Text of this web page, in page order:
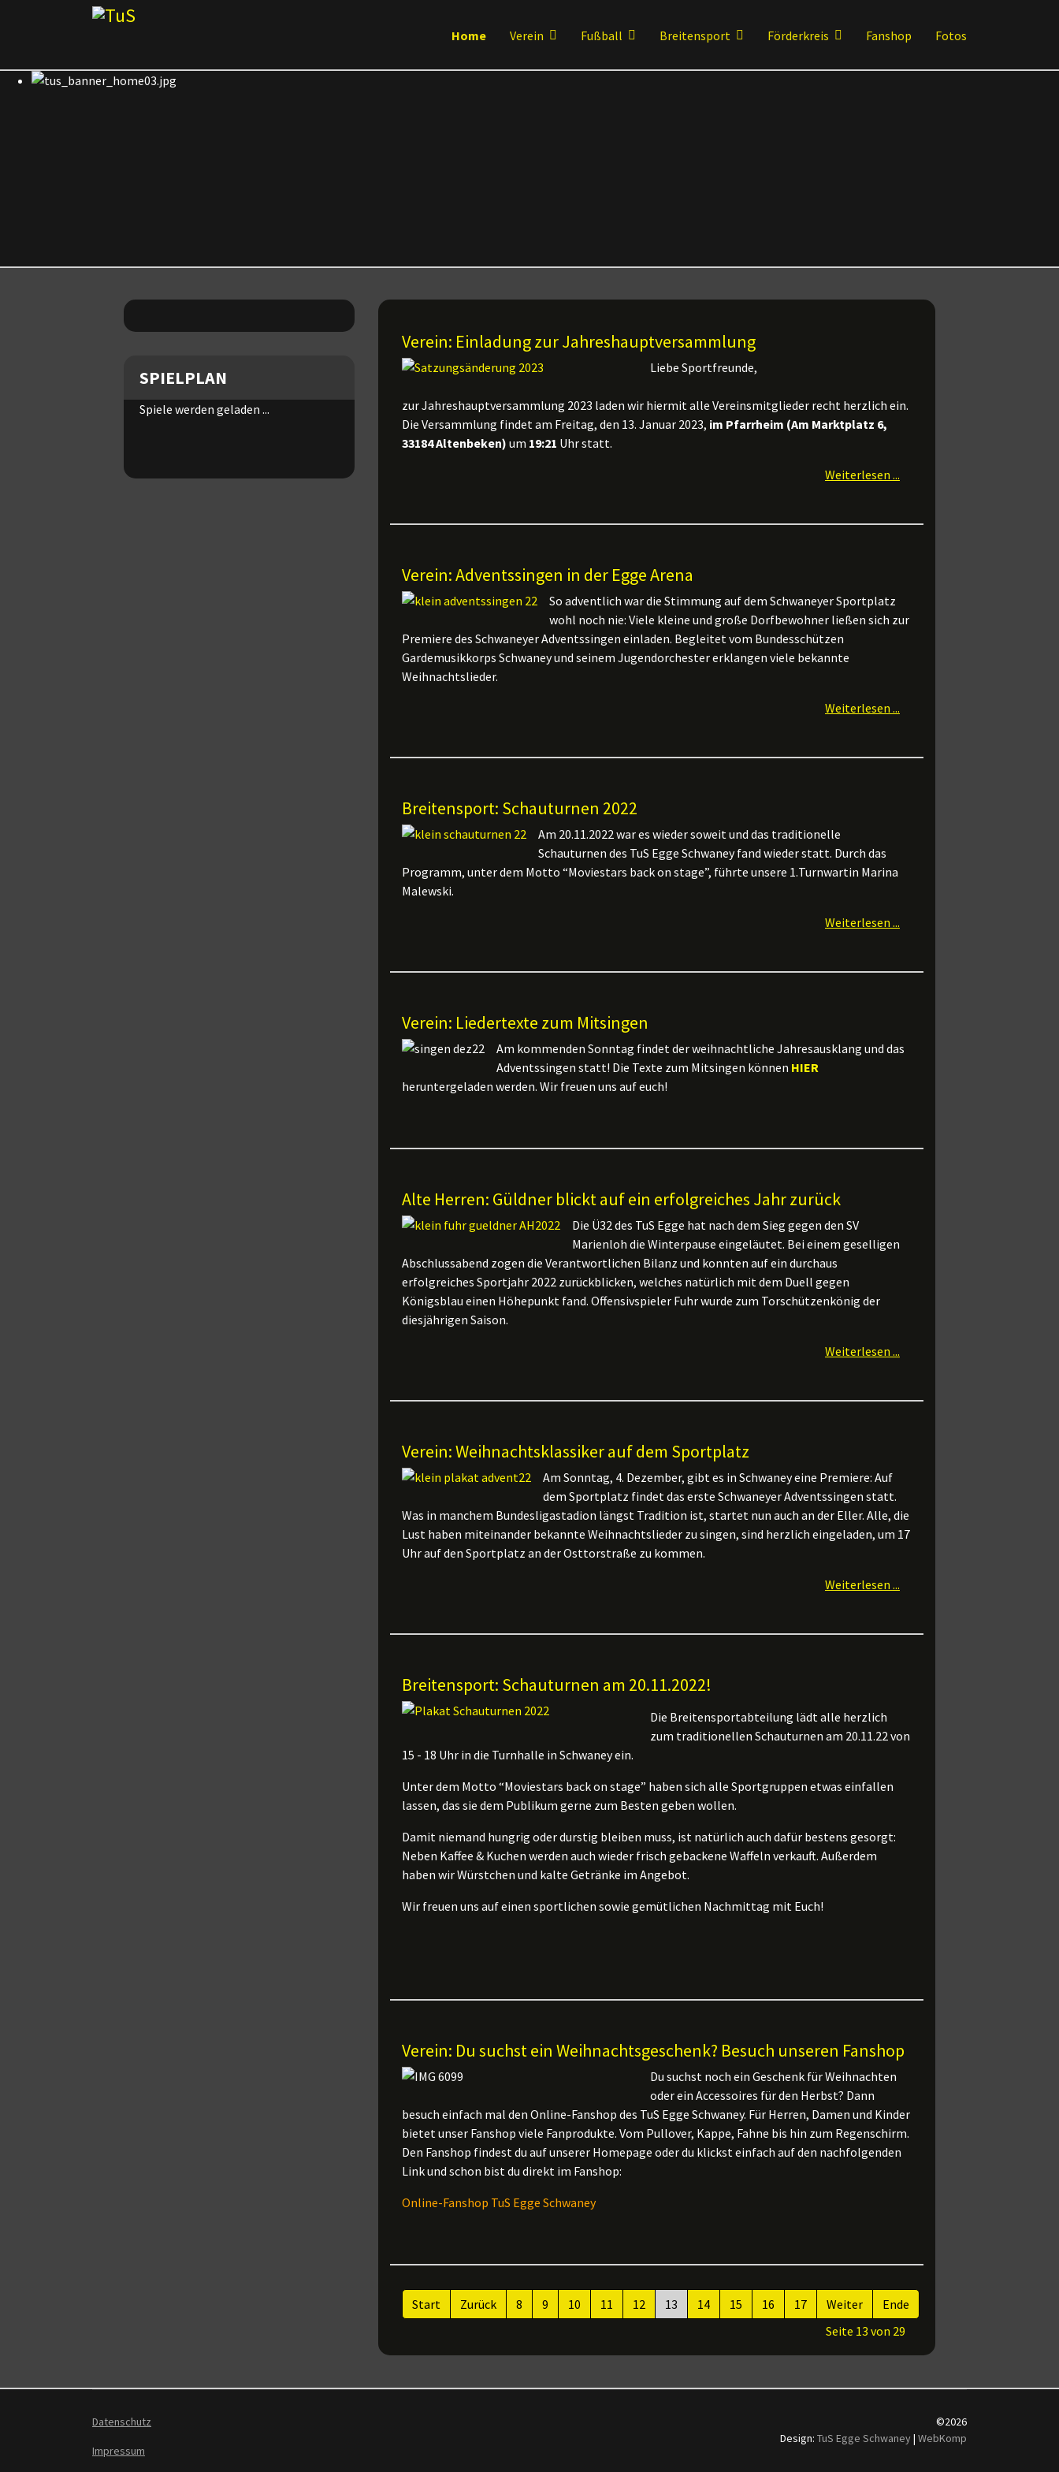
Home Verein Fußball Breitensport Förderkreis Fanshop Fotos
SPIELPLAN
Spiele werden geladen ...
Verein: Einladung zur Jahreshauptversammlung
Liebe Sportfreunde,
zur Jahreshauptversammlung 2023 laden wir hiermit alle Vereinsmitglieder recht herzlich ein.
Die Versammlung findet am Freitag, den 13. Januar 2023, im Pfarrheim (Am Marktplatz 6,
33184 Altenbeken) um 19:21 Uhr statt.
Weiterlesen ...
Verein: Adventssingen in der Egge Arena
So adventlich war die Stimmung auf dem Schwaneyer Sportplatz
wohl noch nie: Viele kleine und große Dorfbewohner ließen sich zur
Premiere des Schwaneyer Adventssingen einladen. Begleitet vom Bundesschützen
Gardemusikkorps Schwaney und seinem Jugendorchester erklangen viele bekannte
Weihnachtslieder.
Weiterlesen ...
Breitensport: Schauturnen 2022
Am 20.11.2022 war es wieder soweit und das traditionelle
Schauturnen des TuS EggeSchwaney fand wieder statt. Durch das
Programm, unter dem Motto “Moviestars back on stage”, führte unsere 1.Turnwartin Marina
Malewski.
Weiterlesen ...
Verein: Liedertexte zum Mitsingen
Am kommenden Sonntag findet der weihnachtliche Jahresausklang und das
Adventssingen statt! Die Texte zum Mitsingen können HIER
heruntergeladen werden. Wir freuen uns auf euch!
Alte Herren: Güldner blickt auf ein erfolgreiches Jahr zurück
Die Ü32 des TuS Egge hat nach dem Sieg gegen den SV
Marienloh die Winterpause eingeläutet. Bei einem geselligen
Abschlussabend zogen die Verantwortlichen Bilanz und konnten auf ein durchaus
erfolgreiches Sportjahr 2022 zurückblicken, welches natürlich mit dem Duell gegen
Königsblau einen Höhepunkt fand. Offensivspieler Fuhr wurde zum Torschützenkönig der
diesjährigen Saison.
Weiterlesen ...
Verein: Weihnachtsklassiker auf dem Sportplatz
Am Sonntag, 4. Dezember, gibt es in Schwaney eine Premiere: Auf
dem Sportplatz findet das erste Schwaneyer Adventssingen statt.
Was in manchem Bundesligastadion längst Tradition ist, startet nun auch an der Eller. Alle, die
Lust haben miteinander bekannte Weihnachtslieder zu singen, sind herzlich eingeladen, um 17
Uhr auf den Sportplatz an der Osttorstraße zu kommen.
Weiterlesen ...
Breitensport: Schauturnen am 20.11.2022!
Die Breitensportabteilung lädt alle herzlich
zum traditionellen Schauturnen am 20.11.22 von
15 - 18 Uhr in die Turnhalle in Schwaney ein.
Unter dem Motto “Moviestars back on stage” haben sich alle Sportgruppen etwas einfallen
lassen, das sie dem Publikum gerne zum Besten geben wollen.
Damit niemand hungrig oder durstig bleiben muss, ist natürlich auch dafür bestens gesorgt:
Neben Kaffee & Kuchen werden auch wieder frisch gebackene Waffeln verkauft. Außerdem
haben wir Würstchen und kalte Getränke im Angebot.
Wir freuen uns auf einen sportlichen sowie gemütlichen Nachmittag mit Euch!
Verein: Du suchst ein Weihnachtsgeschenk? Besuch unseren Fanshop
Du suchst noch ein Geschenk für Weihnachten
oder ein Accessoires für den Herbst? Dann
besuch einfach mal den Online-Fanshop des TuS Egge Schwaney. Für Herren, Damen und Kinder
bietet unser Fanshop viele Fanprodukte. Vom Pullover, Kappe, Fahne bis hin zum Regenschirm.
Den Fanshop findest du auf unserer Homepage oder du klickst einfach auf den nachfolgenden
Link und schon bist du direkt im Fanshop:
Online-Fanshop TuS Egge Schwaney
Seite 13 von 29
Start Zurück 8 9 10 11 12 13 14 15 16 17 Weiter Ende
Datenschutz
Impressum
©2026
Design: TuS Egge Schwaney| WebKomp